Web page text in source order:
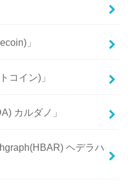
」
コイン)」
カルダノ」
ヘデラハ